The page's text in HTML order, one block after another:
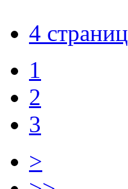
4 страниц
1
2
3
>